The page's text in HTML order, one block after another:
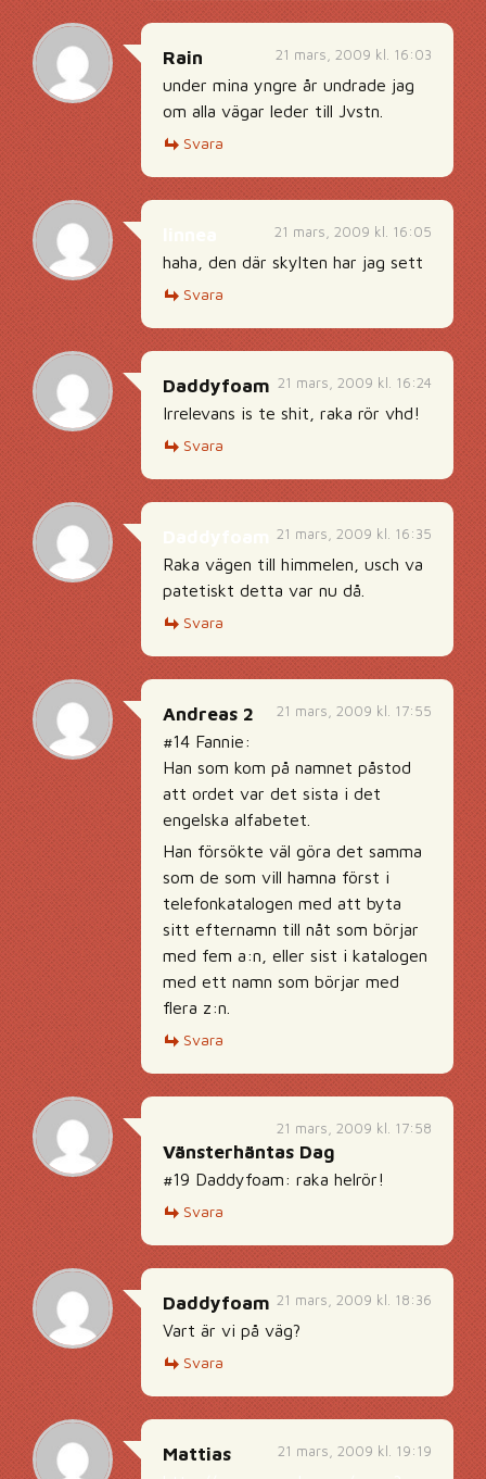
21 mars, 2009 kl. 16:03
Rain
under mina yngre år undrade jag
om alla vägar leder till Jvstn.
Svara
21 mars, 2009 kl. 16:05
haha, den där skylten har jag sett
Svara
21 mars, 2009 kl. 16:24
Daddyfoam
Irrelevans is te shit, raka rör vhd!
Svara
21 mars, 2009 kl. 16:35
Raka vägen till himmelen, usch va
patetiskt detta var nu då.
Svara
21 mars, 2009 kl. 17:55
Andreas 2
#14 Fannie:
Han som kom på namnet påstod
att ordet var det sista i det
engelska alfabetet.
Han försökte väl göra det samma
som de som vill hamna först i
telefonkatalogen med att byta
sitt efternamn till nåt som börjar
med fem a:n, eller sist i katalogen
med ett namn som börjar med
flera z:n.
Svara
21 mars, 2009 kl. 17:58
Vänsterhäntas Dag
#19 Daddyfoam: raka helrör!
Svara
21 mars, 2009 kl. 18:36
Daddyfoam
Vart är vi på väg?
Svara
21 mars, 2009 kl. 19:19
Mattias